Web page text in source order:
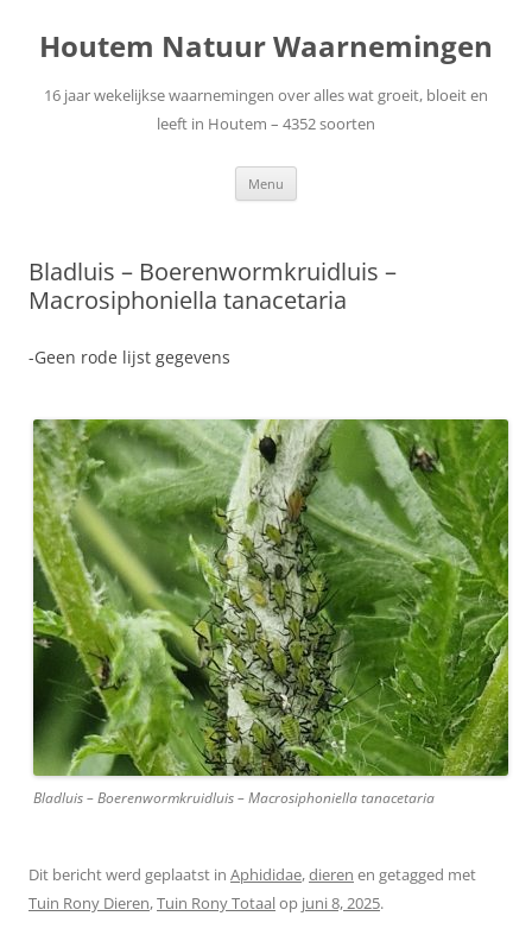
de
inhoud
Houtem Natuur Waarnemingen
16 jaar wekelijkse waarnemingen over alles wat groeit, bloeit en
leeft in Houtem – 4352 soorten
Menu
Bladluis – Boerenwormkruidluis –
Macrosiphoniella tanacetaria
-Geen rode lijst gegevens
Bladluis – Boerenwormkruidluis – Macrosiphoniella tanacetaria
Dit bericht werd geplaatst in Aphididae,dieren en getagged met
Tuin Rony Dieren,Tuin Rony Totaalop juni 8, 2025.